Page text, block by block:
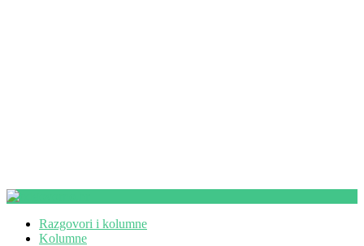
Razgovori i kolumne
Kolumne